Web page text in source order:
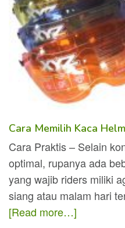
Cara Memilih Kaca
Cara Praktis – Selain
optimal, rupanya ada
yang wajib riders miliki
siang atau malam hari
[Read more…]